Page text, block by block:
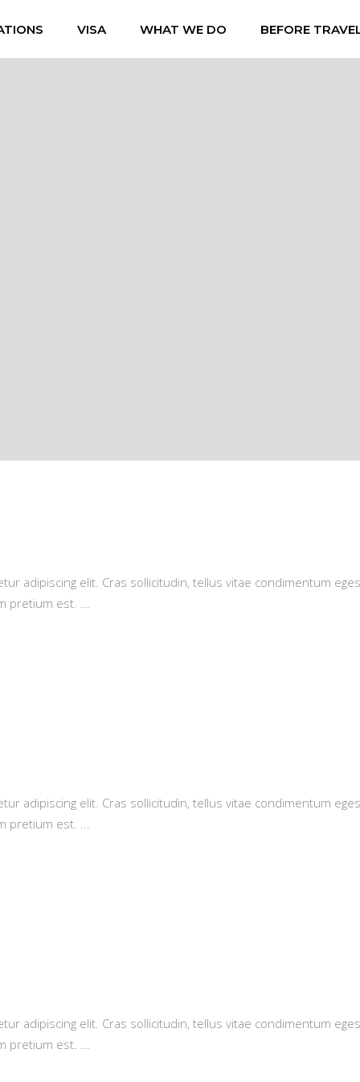
VISA WHAT WE DO BEFORE
adipiscing elit. Cras sollicitudin, tellus vitae condimentum
pretium est.
adipiscing elit. Cras sollicitudin, tellus vitae condimentum
pretium est.
adipiscing elit. Cras sollicitudin, tellus vitae condimentum
pretium est.